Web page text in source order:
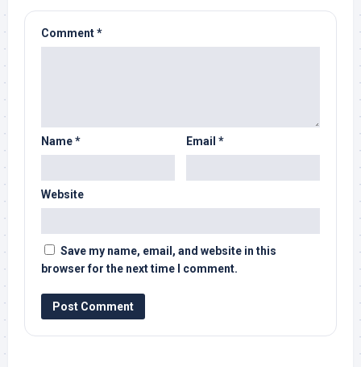
Comment*
Name* Email *
Website
Save my name, email, and website in this
browser for the next time I comment.